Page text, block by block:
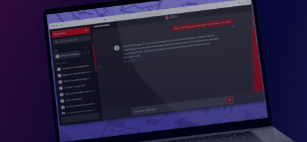
what we do
portfolio
dot labs
carrières